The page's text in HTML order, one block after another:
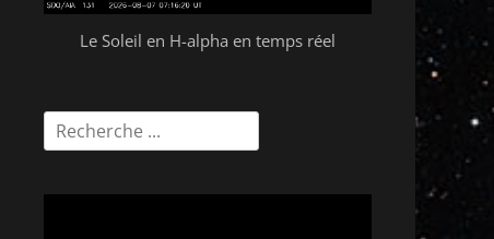
Le Soleil en H-alpha en temps réel
Rechercher :